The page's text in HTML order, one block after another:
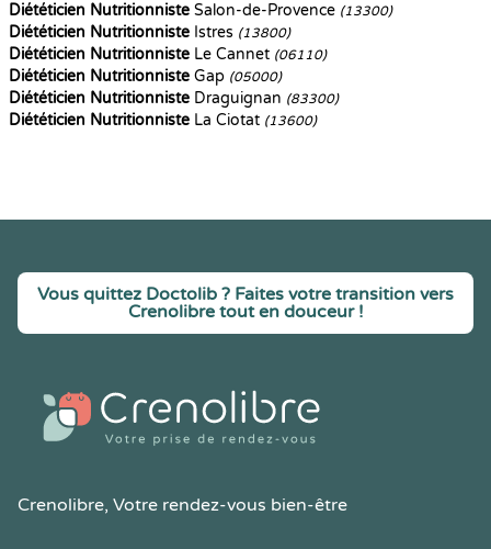
Diététicien Nutritionniste Salon-de-Provence (13300)
Diététicien Nutritionniste Istres (13800)
Diététicien Nutritionniste Le Cannet (06110)
Diététicien Nutritionniste Gap (05000)
Diététicien Nutritionniste Draguignan (83300)
Diététicien Nutritionniste La Ciotat (13600)
Vous quittez Doctolib ? Faites votre transition vers
Crenolibre tout en douceur !
Crenolibre, Votre rendez-vous bien-être